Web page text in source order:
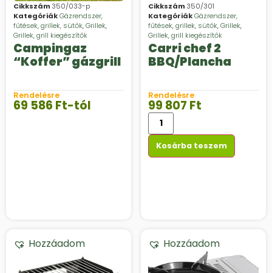
Cikkszám 350/033-p
KategóriákGázrendszer,
fűtések, grillek, sütők,Grillek,
Grillek, grill kiegészítők
Campingaz
“Koffer” gázgrill
Rendelésre
69 586 Ft-tól
Cikkszám 350/301
KategóriákGázrendszer,
fűtések, grillek, sütők,Grillek,
Grillek, grill kiegészítők
Carri chef 2
BBQ/Plancha
Rendelésre
99 807 Ft
Kosárba teszem
Hozzáadom Hozzáadom